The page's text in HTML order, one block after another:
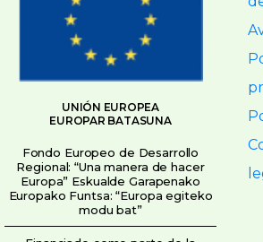
UNIÓN EUROPEA
EUROPAR BATASUNA
Fondo Europeo de Desarrollo
Regional: “Una manera de hacer
Europa” Eskualde Garapenako
Europako Funtsa: “Europa egiteko
modu bat”